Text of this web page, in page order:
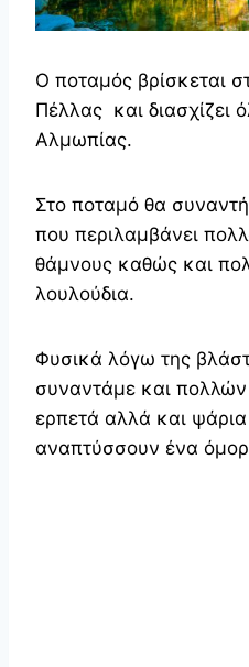
Ο ποταμός βρίσκεται
Πέλλας και διασχίζει
Αλμωπίας.
Στο ποταμό θα
που περιλαμβάνει
θάμνους καθώς και
λουλούδια.
Φυσικά λόγω της
συναντάμε και πολλών
ερπετά αλλά και
αναπτύσσουν ένα